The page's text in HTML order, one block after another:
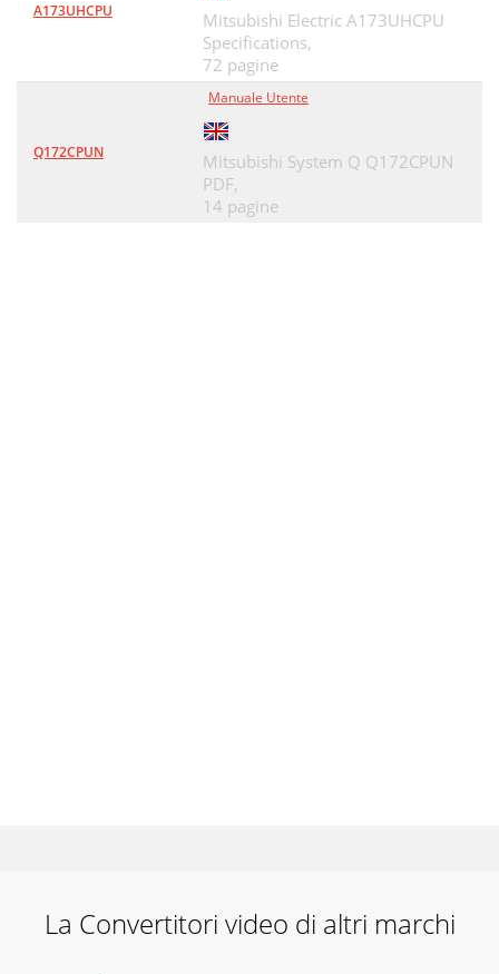
A173UHCPU
Mitsubishi Electric A173UHCPU
Specifications,
72 pagine
Q172CPUN
Manuale Utente
Mitsubishi System Q Q172CPUN
PDF,
14 pagine
La Convertitori video di altri marchi